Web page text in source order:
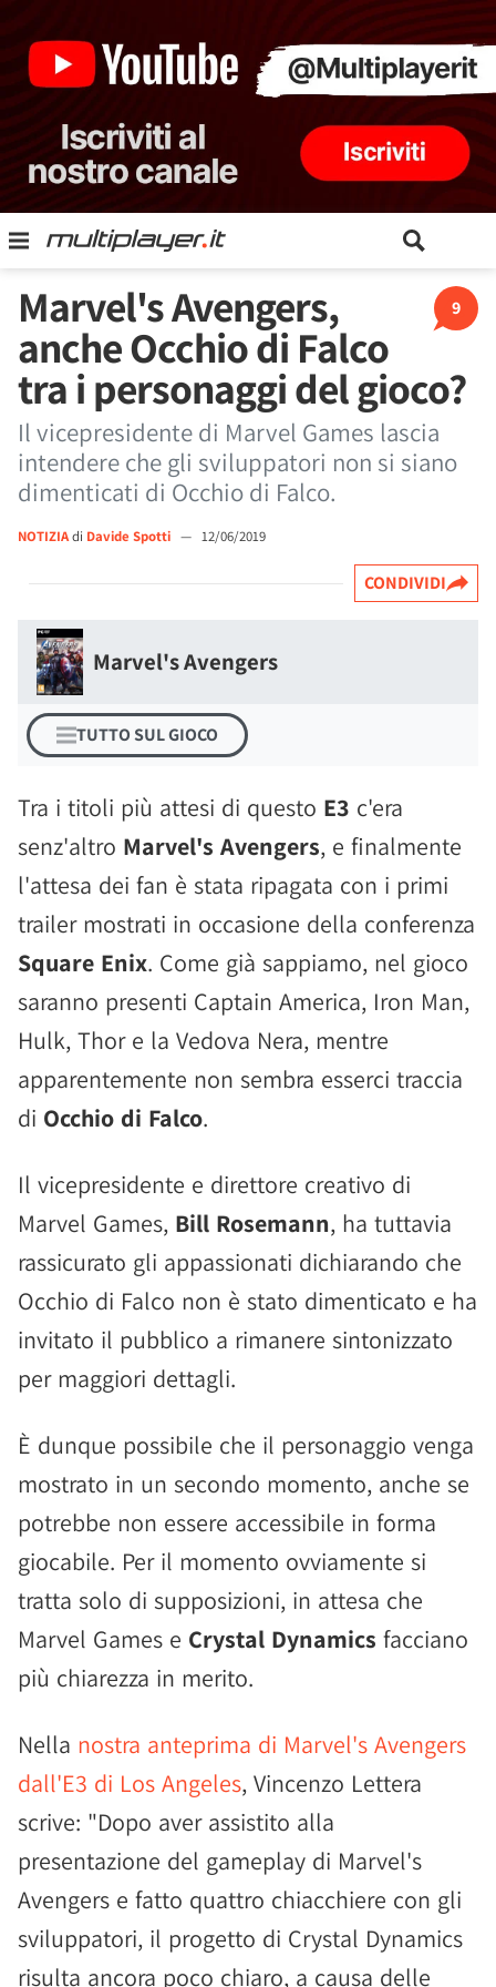
9
Marvel's Avengers,
anche Occhio di Falco
tra i personaggi del gioco?
Il vicepresidente di Marvel Games lascia
intendere che gli sviluppatori non si siano
dimenticati di Occhio di Falco.
NOTIZIAdi Davide Spotti — 12/06/2019
CONDIVIDI
Marvel's Avengers
TUTTO SUL GIOCO
Tra i titoli più attesi di questo E3 c'era
senz'altro Marvel's Avengers, e finalmente
l'attesa dei fan è stata ripagata con i primi
trailer mostrati in occasione della conferenza
Square Enix. Come già sappiamo, nel gioco
saranno presenti Captain America, Iron Man,
Hulk, Thor e la Vedova Nera, mentre
apparentemente non sembra esserci traccia
di Occhio di Falco.
Il vicepresidente e direttore creativo di
Marvel Games, Bill Rosemann, ha tuttavia
rassicurato gli appassionati dichiarando che
Occhio di Falco non è stato dimenticato e ha
invitato il pubblico a rimanere sintonizzato
per maggiori dettagli.
È dunque possibile che il personaggio venga
mostrato in un secondo momento, anche se
potrebbe non essere accessibile in forma
giocabile. Per il momento ovviamente si
tratta solo di supposizioni, in attesa che
Marvel Games e Crystal Dynamics facciano
più chiarezza in merito.
Nella nostra anteprima di Marvel's Avengers
dall'E3 di Los Angeles, Vincenzo Lettera
scrive: "Dopo aver assistito alla
presentazione del gameplay di Marvel's
Avengers e fatto quattro chiacchiere con gli
sviluppatori, il progetto di Crystal Dynamics
risulta ancora poco chiaro, a causa delle